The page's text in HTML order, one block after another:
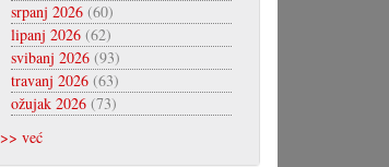
srpanj 2026(60)
lipanj 2026(62)
svibanj 2026(93)
travanj 2026(63)
ožujak 2026(73)
>> već